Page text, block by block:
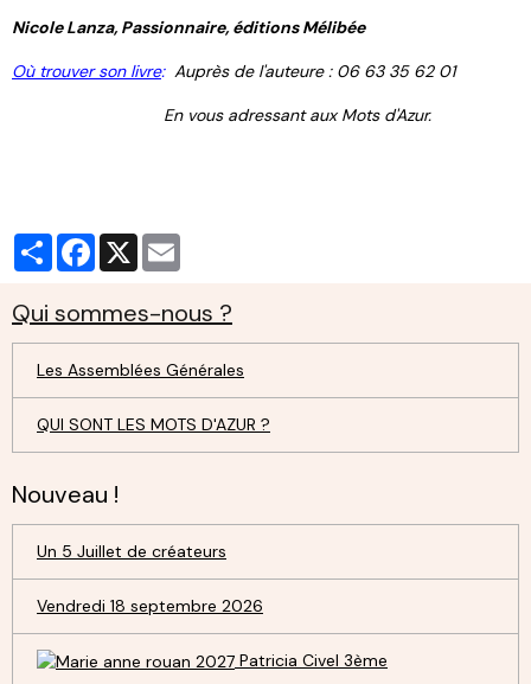
Nicole Lanza, Passionnaire, éditions Mélibée
Où trouver son livre: Auprès de l'auteure : 06 63 35 62 01
En vous adressant aux Mots d'Azur.
PartagerFacebook
X
Qui sommes-nous ?
Les Assemblées Générales
QUI SONT LES MOTS D'AZUR ?
Nouveau !
Un 5 Juillet de créateurs
Vendredi 18 septembre 2026
Patricia Civel 3ème